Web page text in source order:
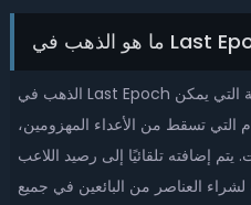
الذهب في Last Epoch هو العملة الشائعة داخل اللعبة التي يمكن
التي تسقط من الأعداء المهزومين،
يتم إضافته تلقائيًا إلى رصيد اللاعب
العناصر من البائعين في جميع